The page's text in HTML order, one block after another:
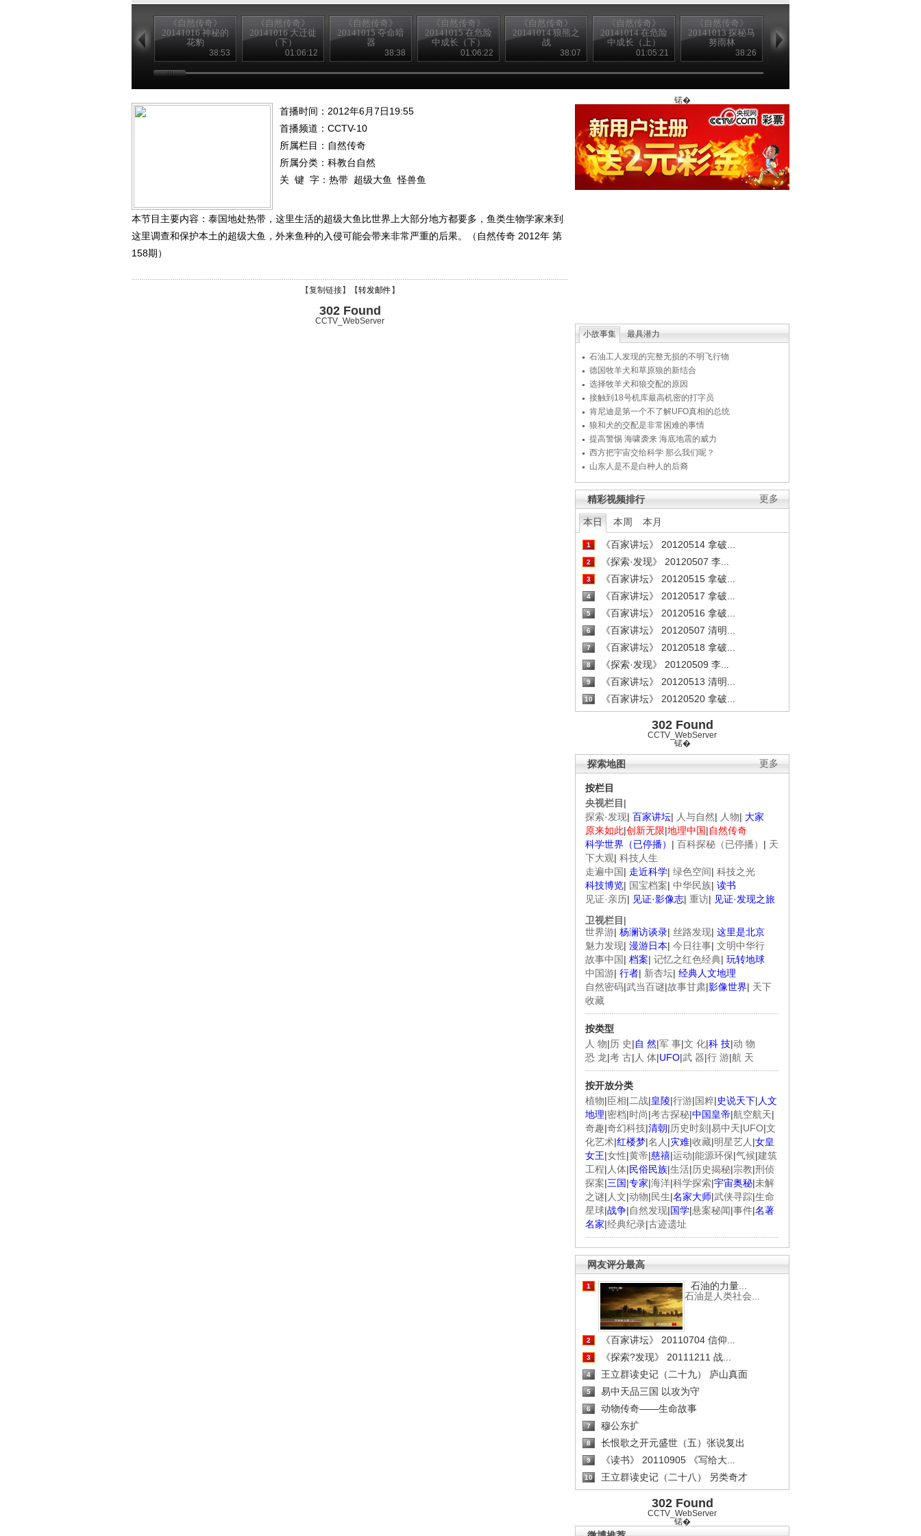
《自然传奇》
20141016 神秘的
花豹
38:53
《自然传奇》
20141016 大迁徙
（下）
01:06:12
《自然传奇》
20141015 夺命暗
器
38:38
《自然传奇》
20141015 在危险
中成长（下）
01:06:22
《自然传奇》
20141014 狼熊之
战
38:07
《自然传奇》
20141014 在危险
中成长（上）
01:05:21
《自然传奇》
20141013 探秘马
努雨林
38:26
20141013 野狗传
首播时间：2012年6月7日19:55
首播频道： CCTV-10
所属栏目： 自然传奇
所属分类：科教台自然
关 键 字： 热带 超级大鱼 怪兽鱼
本节目主要内容：泰国地处热带，这里生活的超级大鱼比世界上大部分地方都要多，鱼类生物学家来到
这里调查和保护本土的超级大鱼，外来鱼种的入侵可能会带来非常严重的后果。（自然传奇 2012年 第
158期）
【复制链接】【转发邮件 】
302 Found
CCTV_WebServer
锘�
小故事集 最具潜力
石油工人发现的完整无损的不明飞行物
德国牧羊犬和草原狼的新结合
选择牧羊犬和狼交配的原因
接触到18号机库最高机密的打字员
肯尼迪是第一个不了解UFO真相的总统
狼和犬的交配是非常困难的事情
提高警惕 海啸袭来 海底地震的威力
西方把宇宙交给科学 那么我们呢？
山东人是不是白种人的后裔
更多
精彩视频排行
本日 本周 本月
1 《百家讲坛》 20120514 拿破...
2 《探索·发现》 20120507 李...
3 《百家讲坛》 20120515 拿破...
4 《百家讲坛》 20120517 拿破...
5 《百家讲坛》 20120516 拿破...
6 《百家讲坛》 20120507 清明...
7 《百家讲坛》 20120518 拿破...
8 《探索·发现》 20120509 李...
9 《百家讲坛》 20120513 清明...
10 《百家讲坛》 20120520 拿破...
302 Found
CCTV_WebServer
锘�
更多
探索地图
按栏目
央视栏目 |
探索·发现| 百家讲坛| 人与自然| 人物| 大家
原来如此|创新无限|地理中国|自然传奇
科学世界（已停播） | 百科探秘（已停播） | 天
下大观| 科技人生
走遍中国| 走近科学| 绿色空间| 科技之光
科技博览| 国宝档案| 中华民族| 读书
见证·亲历| 见证·影像志| 重访| 见证·发现之旅
卫视栏目 |
世界游| 杨澜访谈录| 丝路发现| 这里是北京
魅力发现| 漫游日本| 今日往事| 文明中华行
故事中国| 档案| 记忆之红色经典| 玩转地球
中国游| 行者| 新杏坛| 经典人文地理
自然密码|武当百谜|故事甘肃|影像世界| 天下
收藏
按类型
人 物|历 史|自 然|军 事|文 化|科 技|动 物
恐 龙|考 古| 人 体|UFO|武 器|行 游|航 天
按开放分类
植物|臣相|二战|皇陵|行游|国粹|史说天下| 人文
地理|密档|时尚|考古探秘|中国皇帝|航空航天|
奇趣|奇幻科技|清朝|历史时刻 |易中天|UFO|文
化艺术|红楼梦|名人 |灾难|收藏|明星艺人 |女皇
女王|女性|黄帝|慈禧|运动|能源环保|气候|建筑
工程| 人体|民俗民族|生活|历史揭秘|宗教|刑侦
探案|三国|专家|海洋|科学探索|宇宙奥秘|未解
之谜| 人文|动物|民生|名家大师|武侠寻踪|生命
星球|战争|自然发现|国学|悬案秘闻|事件|名著
名家|经典纪录|古迹遗址
网友评分最高
1
石油的力量...
石油是人类社会...
2 《百家讲坛》 20110704 信仰...
3 《探索?发现》 20111211 战...
4 王立群读史记（二十九） 庐山真面
5 易中天品三国 以攻为守
6 动物传奇——生命故事
7 穆公东扩
8 长恨歌之开元盛世（五）张说复出
9 《读书》 20110905 《写给大...
10 王立群读史记（二十八） 另类奇才
302 Found
CCTV_WebServer
锘�